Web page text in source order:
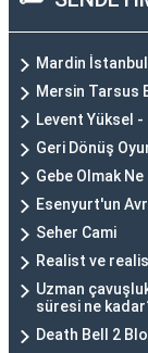
Mardin
Mersin Tarsus
Levent Yüksel
Geri Dönüş
Gebe Olmak Ne
Esenyurt'un
Seher Cami
Realist ve
Uzman
süresi ne
Death Bell 2